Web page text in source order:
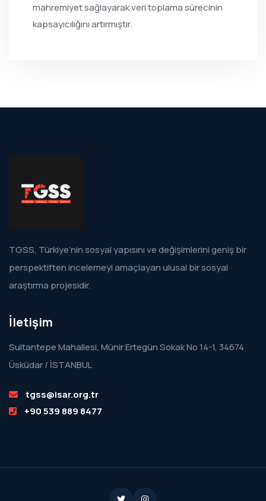
mahremiyet sağlayarak veri toplama sürecinin
kapsayıcılığını artırmıştır.
TGSS, Türkiye’nin sosyal yapısını ve değişimlerini geniş bir
perspektiften incelemeyi amaçlayan ulusal bir sosyal
araştırma projesidir.
İletişim
Sultantepe Mahallesi, Münir Ertegün Sokak No 14-1, 34674
Üsküdar / İSTANBUL
tgss@isar.org.tr
+90 539 889 8477